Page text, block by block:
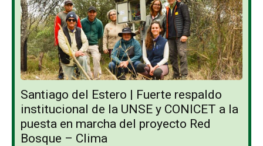
Santiago del Estero | Fuerte respaldo
institucional de la UNSE y CONICET a la
puesta en marcha del proyecto Red
Bosque – Clima